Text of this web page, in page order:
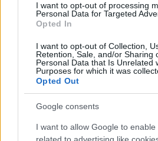
I want to opt-out of processing
Personal Data for Targeted
Opted In
I want to opt-out of Collection,
Retention, Sale, and/or Sharing
Personal Data that Is Unrelated
Purposes for which it was
Opted Out
Google consents
I want to allow Google to enable